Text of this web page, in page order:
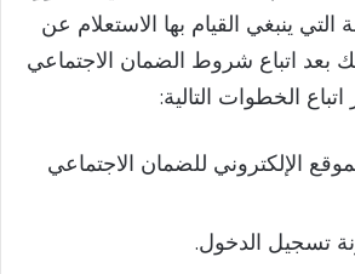
ينبغي القيام بها الاستعلام عن
بعد اتباع شروط الضمان الاجتماعي
الخطوات التالية:
الإلكتروني للضمان الاجتماعي
تسجيل الدخول.